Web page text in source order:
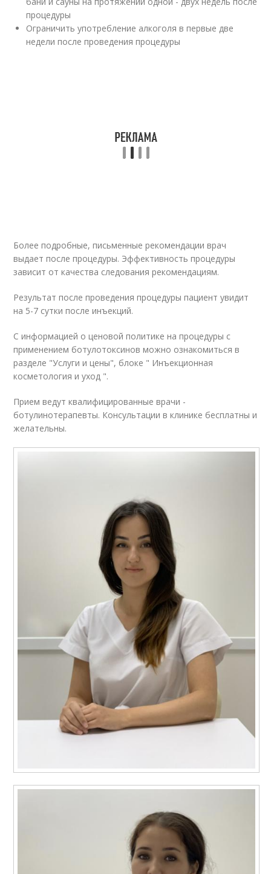
процедуры
Ограничить употребление алкоголя в первые две
недели после проведения процедуры
Более подробные, письменные рекомендации врач
выдает после процедуры. Эффективность процедуры
зависит от качества следования рекомендациям.
Результат после проведения процедуры пациент увидит
на 5-7 сутки после инъекций.
С информацией о ценовой политике на процедуры с
применением ботулотоксинов можно ознакомиться в
разделе "Услуги и цены", блоке " Инъекционная
косметология и уход ".
Прием ведут квалифицированные врачи -
ботулинотерапевты. Консультации в клинике бесплатны и
желательны.